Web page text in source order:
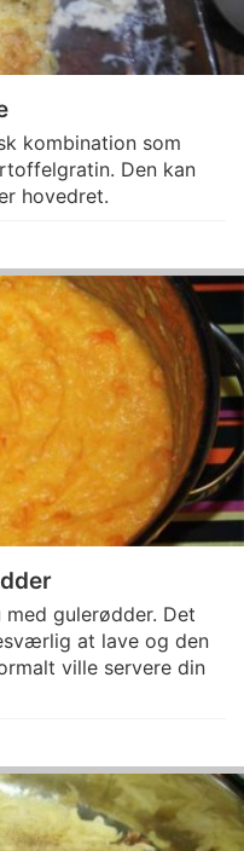
kombination som
Den kan
hovedret.
gulerødder. Det
at lave og den
ville servere din